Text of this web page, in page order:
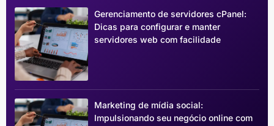
Gerenciamento de servidores cPanel:
Dicas para configurar e manter
servidores web com facilidade
Marketing de mídia social:
Impulsionando seu negócio online com